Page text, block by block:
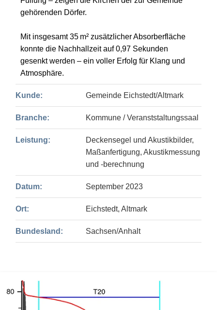
Kunde: Gemeinde Eichstedt/Altmark
Branche: Kommune / Veranststaltungssaal
Leistung:
Deckensegel und Akustikbilder,
Maßanfertigung, Akustikmessung
und -berechnung
Datum: September 2023
Ort: Eichstedt, Altmark
Bundesland: Sachsen/Anhalt
gehörenden Dörfer.
Mit insgesamt 35 m² zusätzlicher Absorberfläche
konnte die Nachhallzeit auf 0,97 Sekunden
gesenkt werden – ein voller Erfolg für Klang und
Atmosphäre.